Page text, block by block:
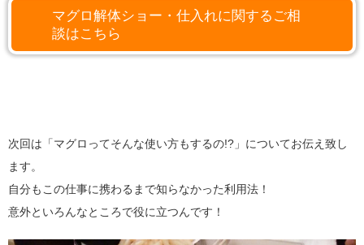
マグロ解体ショー・仕入れに関するご相
談はこちら
次回は「マグロってそんな使い方もするの!?」についてお伝え致し
ます。
自分もこの仕事に携わるまで知らなかった利用法！
意外といろんなところで役に立つんです！